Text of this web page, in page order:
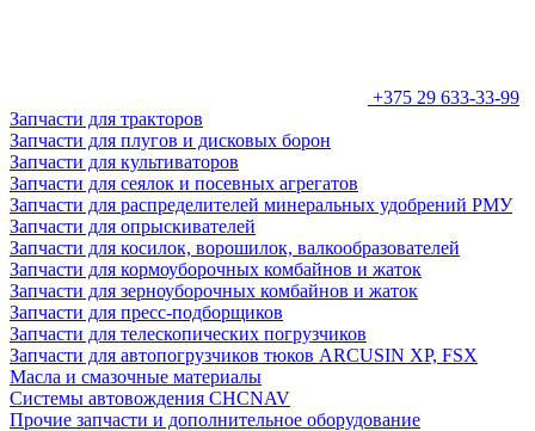
+375 29 633-33-99
Запчасти для тракторов
Запчасти для плугов и дисковых борон
Запчасти для культиваторов
Запчасти для сеялок и посевных агрегатов
Запчасти для распределителей минеральных удобрений РМУ
Запчасти для опрыскивателей
Запчасти для косилок, ворошилок, валкообразователей
Запчасти для кормоуборочных комбайнов и жаток
Запчасти для зерноуборочных комбайнов и жаток
Запчасти для пресс-подборщиков
Запчасти для телескопических погрузчиков
Запчасти для автопогрузчиков тюков ARCUSIN XP, FSX
Масла и смазочные материалы
Системы автовождения CHCNAV
Прочие запчасти и дополнительное оборудование